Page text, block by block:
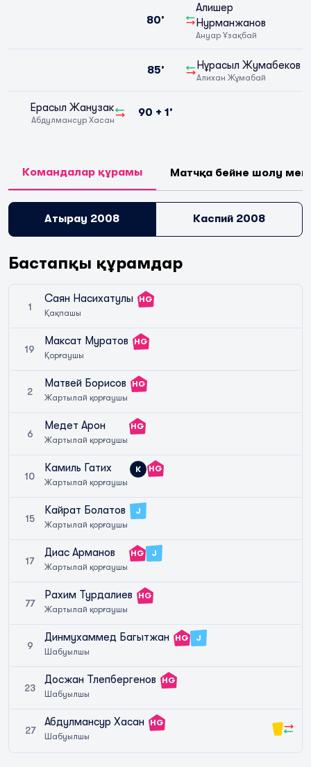
80’
Алишер
Нурманжанов
Ануар Ұзақбай
85’ Нұрасыл Жумабеков
Алихан Жұмабай
Ерасыл Жанузак
Абдулмансур Хасан
90 + 1’
Командалар құрамы Матчқа бейне шолу
Атырау 2008 Каспий 2008
Бастапқы құрамдар
1
Саян Насихатулы
Қақпашы
HG
19
Максат Муратов
Қорғаушы
HG
2
Матвей Борисов
Жартылай қорғаушы
HG
6
Медет Арон
Жартылай қорғаушы
HG
10
Камиль Гатих
Жартылай қорғаушы
К HG
15
Кайрат Болатов
Жартылай қорғаушы
J
17
Диас Арманов
Жартылай қорғаушы
HG J
77
Рахим Турдалиев
Жартылай қорғаушы
HG
9
Динмухаммед Багытжан
Шабуылшы
HG J
23
Досжан Тлепбергенов
Шабуылшы
HG
27
Абдулмансур Хасан
Шабуылшы
HG